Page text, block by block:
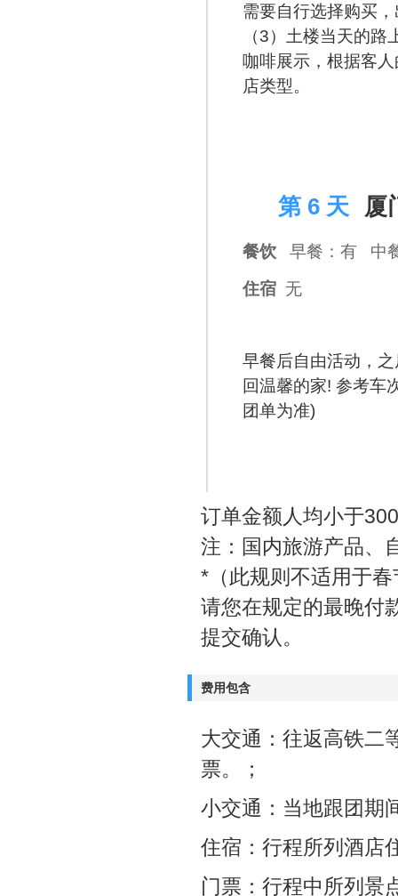
需要自行选择购买
（3）土楼当天的
咖啡展示，根据客
店类型。
第 6 天 厦
餐饮
早餐：有 中
住宿 无
早餐后自由活动，
回温馨的家! 参考车
团单为准)
订单金额人均小于
注：国内旅游产品、
*（此规则不适用于
请您在规定的最晚付
提交确认。
费用包含
大交通：往返高铁二
票。；
小交通：当地跟团期
住宿：行程所列酒店
门票：行程中所列景